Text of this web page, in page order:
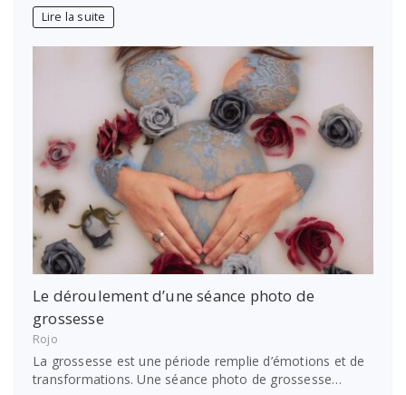
Lire la suite
Le déroulement d’une séance photo de
grossesse
Rojo
La grossesse est une période remplie d’émotions et de
transformations. Une séance photo de grossesse…